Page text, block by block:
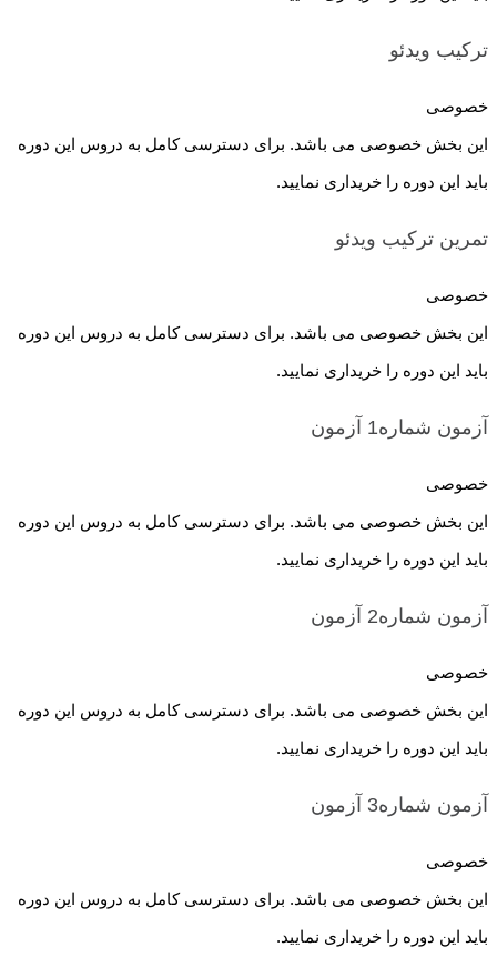
ترکیب ویدئو
خصوصی
این بخش خصوصی می باشد. برای دسترسی کامل به دروس این دوره
باید این دوره را خریداری نمایید.
تمرین ترکیب ویدئو
خصوصی
این بخش خصوصی می باشد. برای دسترسی کامل به دروس این دوره
باید این دوره را خریداری نمایید.
آزمون شماره1 آزمون
خصوصی
این بخش خصوصی می باشد. برای دسترسی کامل به دروس این دوره
باید این دوره را خریداری نمایید.
آزمون شماره2 آزمون
خصوصی
این بخش خصوصی می باشد. برای دسترسی کامل به دروس این دوره
باید این دوره را خریداری نمایید.
آزمون شماره3 آزمون
خصوصی
این بخش خصوصی می باشد. برای دسترسی کامل به دروس این دوره
باید این دوره را خریداری نمایید.